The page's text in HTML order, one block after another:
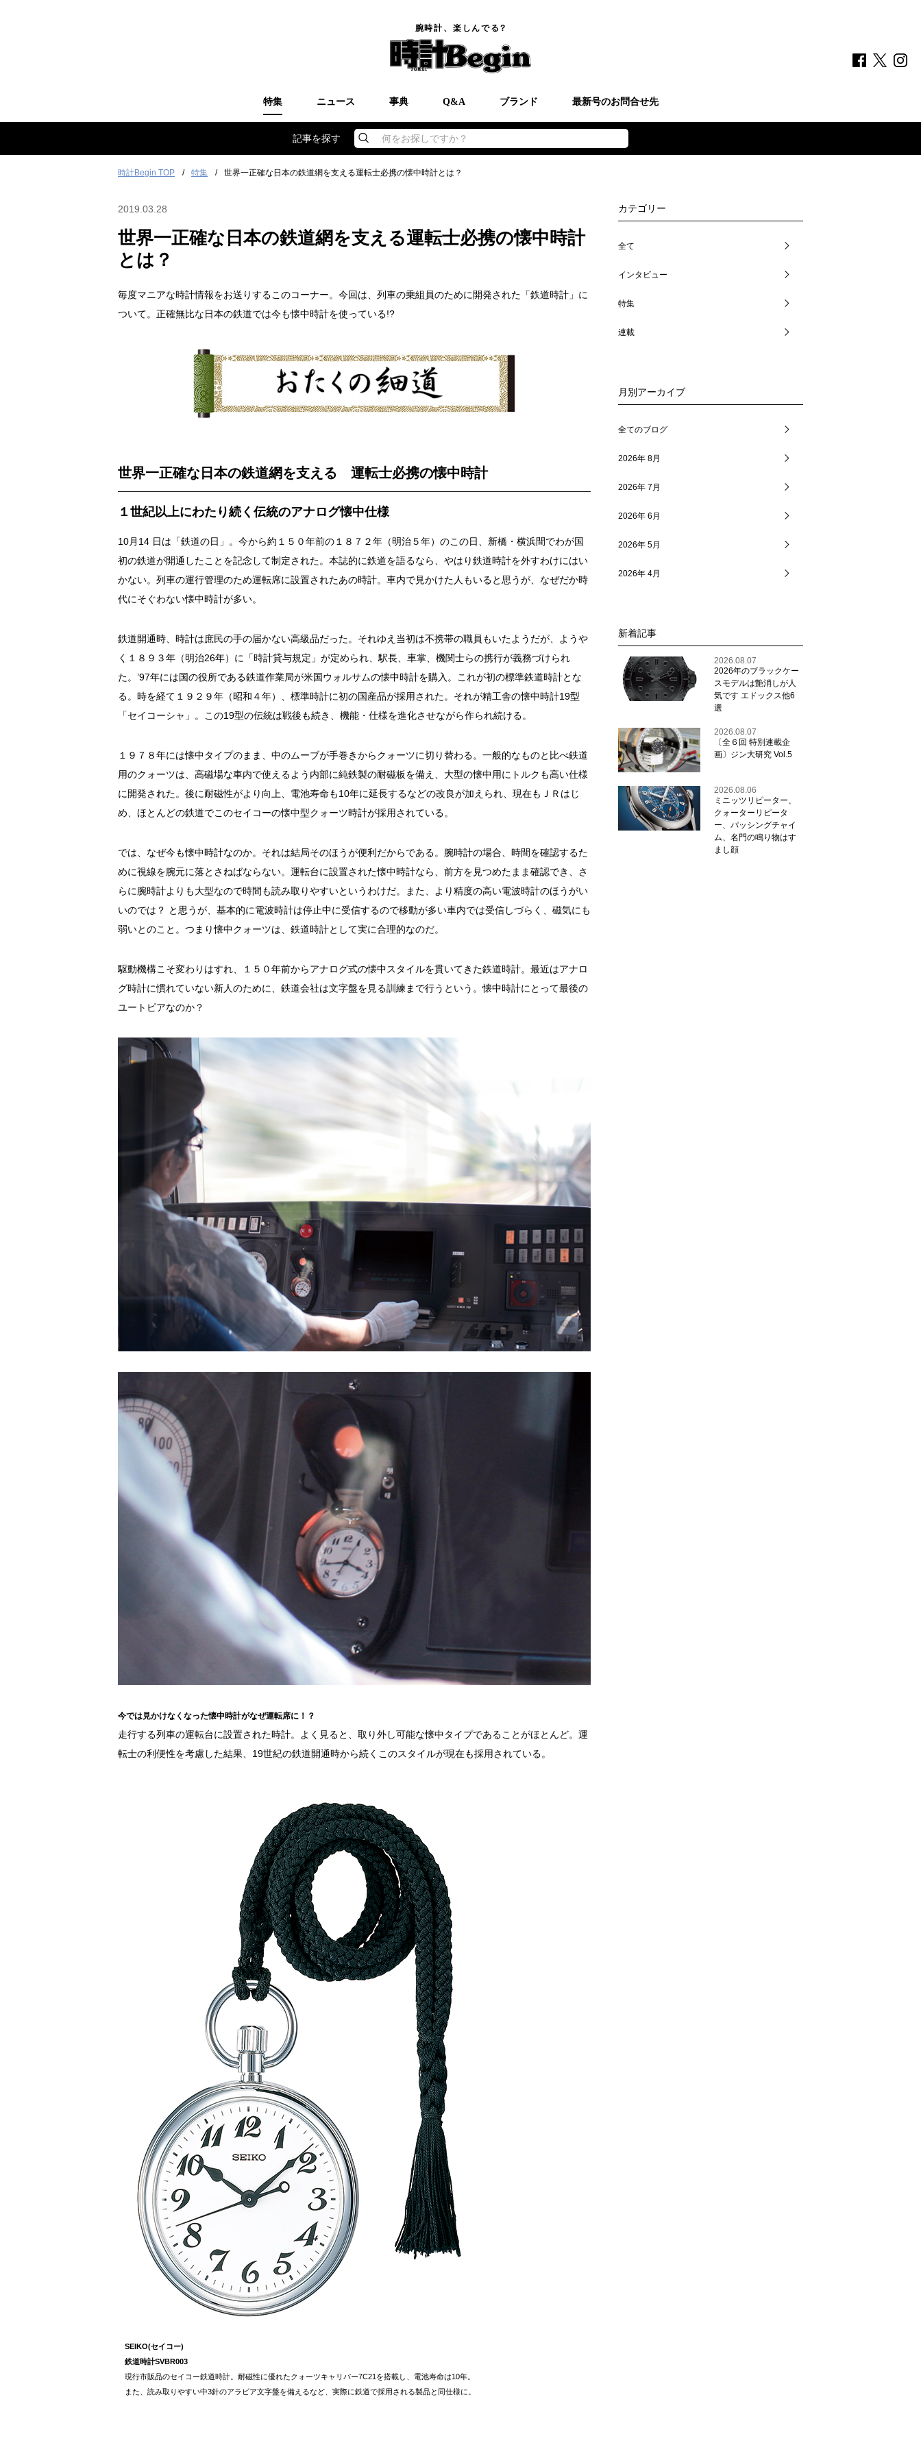
腕時計、楽しんでる?
特集 ニュース 事典 Q&A ブランド 最新号のお問合せ先
記事を探す 何をお探しですか？
時計Begin TOP 特集 世界一正確な日本の鉄道網を支える運転士必携の懐中時計とは？
2019.03.28
世界一正確な日本の鉄道網を支える運転士必携の懐中時計
とは？
毎度マニアな時計情報をお送りするこのコーナー。今回は、列車の乗組員のために開発された「鉄道時計」に
ついて。正確無比な日本の鉄道では今も懐中時計を使っている!?
世界一正確な日本の鉄道網を支える 運転士必携の懐中時計
１世紀以上にわたり続く伝統のアナログ懐中仕様
10月14 日は「鉄道の日」。今から約１５０年前の１８７２年（明治５年）のこの日、新橋・横浜間でわが国
初の鉄道が開通したことを記念して制定された。本誌的に鉄道を語るなら、やはり鉄道時計を外すわけにはい
かない。列車の運行管理のため運転席に設置されたあの時計。車内で見かけた人もいると思うが、なぜだか時
代にそぐわない懐中時計が多い。
鉄道開通時、時計は庶民の手の届かない高級品だった。それゆえ当初は不携帯の職員もいたようだが、ようや
く１８９３年（明治26年）に「時計貸与規定」が定められ、駅長、車掌、機関士らの携行が義務づけられ
た。’97年には国の役所である鉄道作業局が米国ウォルサムの懐中時計を購入。これが初の標準鉄道時計とな
る。時を経て１９２９年（昭和４年）、標準時計に初の国産品が採用された。それが精工舎の懐中時計19型
「セイコーシャ」。この19型の伝統は戦後も続き、機能・仕様を進化させながら作られ続ける。
１９７８年には懐中タイプのまま、中のムーブが手巻きからクォーツに切り替わる。一般的なものと比べ鉄道
用のクォーツは、高磁場な車内で使えるよう内部に純鉄製の耐磁板を備え、大型の懐中用にトルクも高い仕様
に開発された。後に耐磁性がより向上、電池寿命も10年に延長するなどの改良が加えられ、現在もＪＲはじ
め、ほとんどの鉄道でこのセイコーの懐中型クォーツ時計が採用されている。
では、なぜ今も懐中時計なのか。それは結局そのほうが便利だからである。腕時計の場合、時間を確認するた
めに視線を腕元に落とさねばならない。運転台に設置された懐中時計なら、前方を見つめたまま確認でき、さ
らに腕時計よりも大型なので時間も読み取りやすいというわけだ。また、より精度の高い電波時計のほうがい
いのでは？ と思うが、基本的に電波時計は停止中に受信するので移動が多い車内では受信しづらく、磁気にも
弱いとのこと。つまり懐中クォーツは、鉄道時計として実に合理的なのだ。
駆動機構こそ変わりはすれ、１５０年前からアナログ式の懐中スタイルを貫いてきた鉄道時計。最近はアナロ
グ時計に慣れていない新人のために、鉄道会社は文字盤を見る訓練まで行うという。懐中時計にとって最後の
ユートピアなのか？
今では見かけなくなった懐中時計がなぜ運転席に！？
走行する列車の運転台に設置された時計。よく見ると、取り外し可能な懐中タイプであることがほとんど。運
転士の利便性を考慮した結果、19世紀の鉄道開通時から続くこのスタイルが現在も採用されている。
SEIKO(セイコー)
鉄道時計SVBR003
現行市販品のセイコー鉄道時計。耐磁性に優れたクォーツキャリバー7C21を搭載し、電池寿命は10年。
また、読み取りやすい中3針のアラビア文字盤を備えるなど、実際に鉄道で採用される製品と同仕様に。
カテゴリー
全て
インタビュー
特集
連載
月別アーカイブ
全てのブログ
2026年 8月
2026年 7月
2026年 6月
2026年 5月
2026年 4月
新着記事
2026.08.07
2026年のブラックケー
スモデルは艶消しが人
気です エドックス他6
選
2026.08.07
〔全６回 特別連載企
画〕ジン大研究 Vol.5
2026.08.06
ミニッツリピーター、
クォーターリピータ
ー、パッシングチャイ
ム、名門の鳴り物はす
まし顔